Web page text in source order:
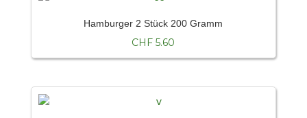
Hamburger 2 Stück 200 Gramm
CHF5.60